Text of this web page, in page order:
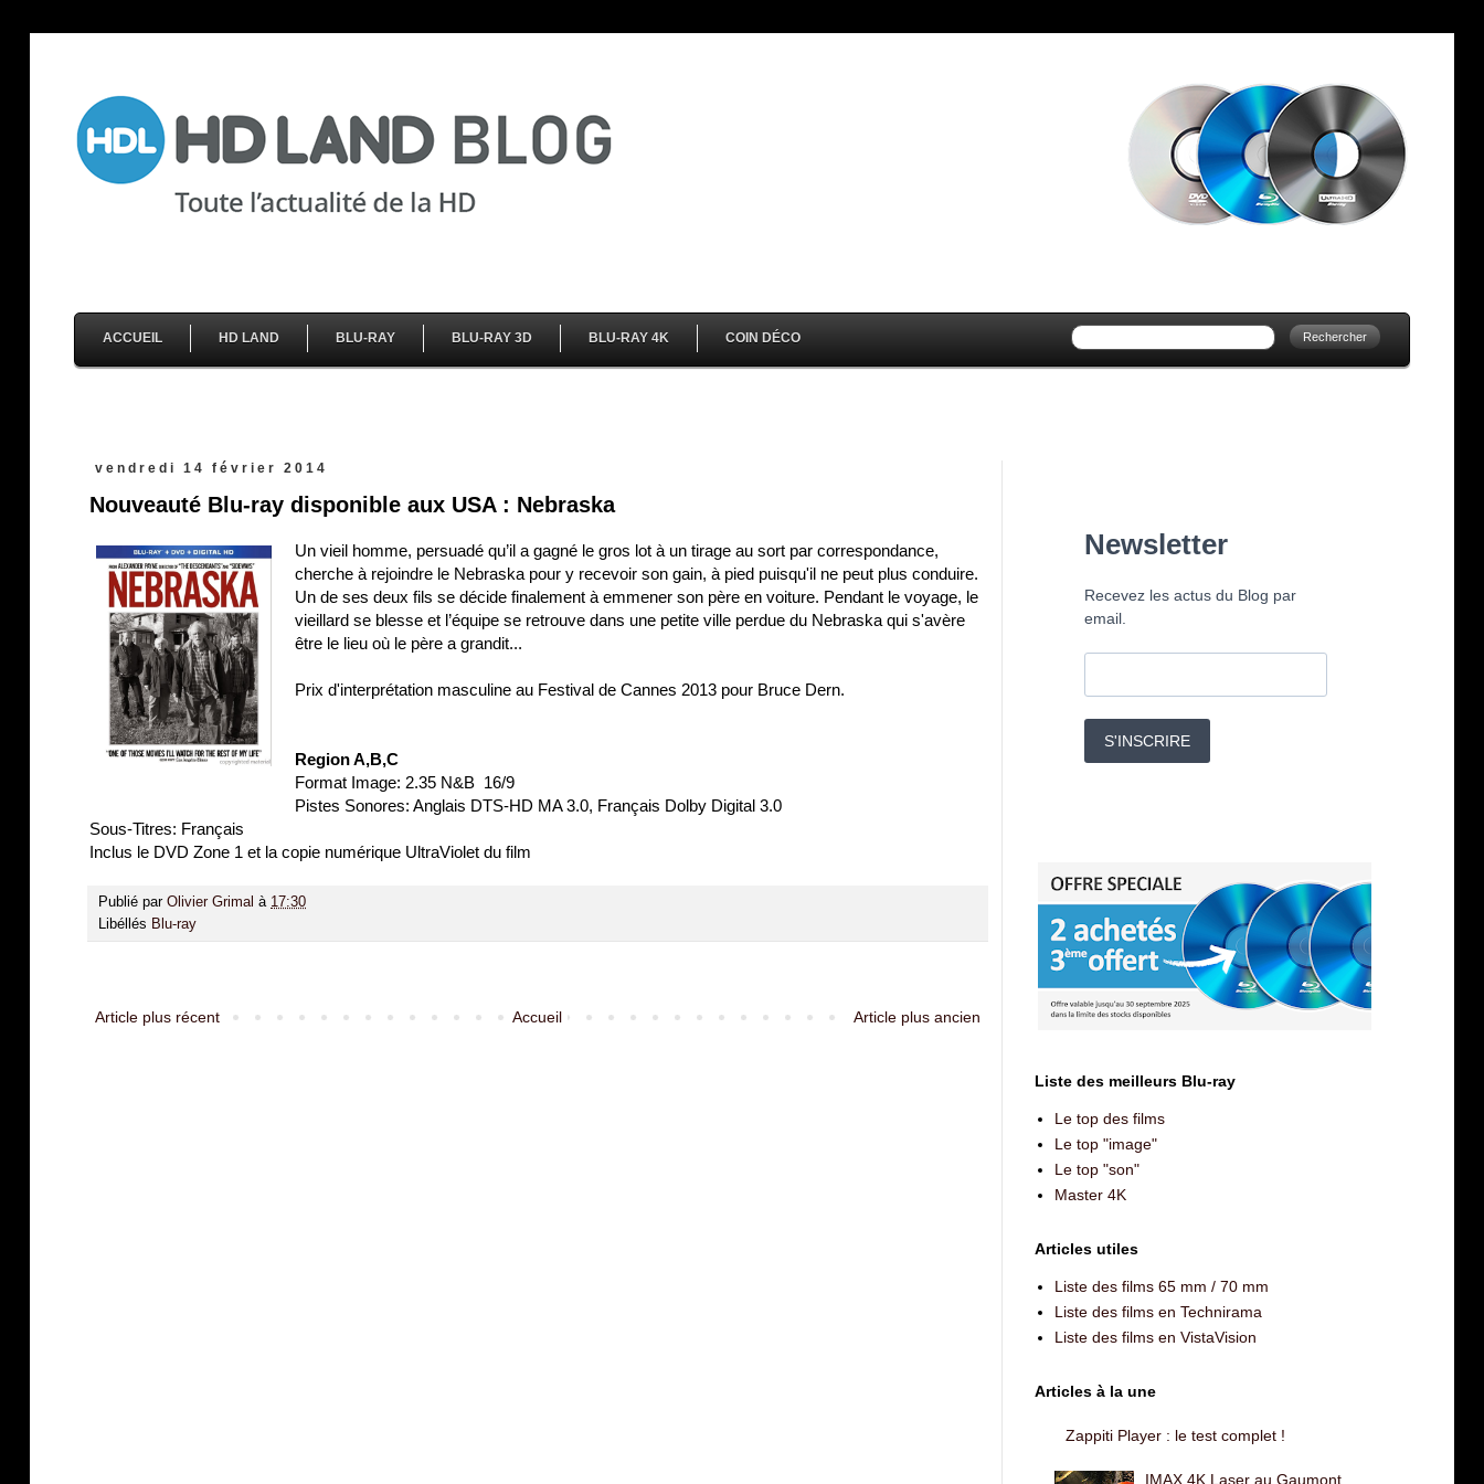
ACCUEIL HD LAND BLU-RAY BLU-RAY 3D BLU-RAY 4K COIN DÉCO
vendredi 14 février 2014
Nouveauté Blu-ray disponible aux USA : Nebraska
Un vieil homme, persuadé qu’il a gagné le gros lot à un tirage au sort par correspondance,
cherche à rejoindre le Nebraska pour y recevoir son gain, à pied puisqu'il ne peut plus conduire.
Un de ses deux fils se décide finalement à emmener son père en voiture. Pendant le voyage, le
vieillard se blesse et l’équipe se retrouve dans une petite ville perdue du Nebraska qui s'avère
être le lieu où le père a grandit...
Prix d'interprétation masculine au Festival de Cannes 2013 pour Bruce Dern.
Region A,B,C
Format Image: 2.35 N&B 16/9
Pistes Sonores: Anglais DTS-HD MA 3.0, Français Dolby Digital 3.0
Sous-Titres: Français
Inclus le DVD Zone 1 et la copie numérique UltraViolet du film
Publié par Olivier Grimal à 17:30
Libéllés Blu-ray
Article plus récent Article plus ancien
Accueil
Newsletter
Recevez les actus du Blog par
email.
S'INSCRIRE
Liste des meilleurs Blu-ray
Le top des films
Le top "image"
Le top "son"
Master 4K
Articles utiles
Liste des films 65 mm / 70 mm
Liste des films en Technirama
Liste des films en VistaVision
Articles à la une
Zappiti Player : le test complet !
IMAX 4K Laser au Gaumont